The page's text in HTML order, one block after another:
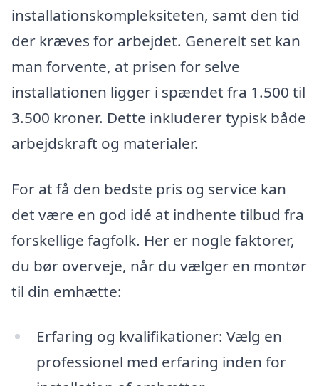
installationskompleksiteten, samt den tid
der kræves for arbejdet. Generelt set kan
man forvente, at prisen for selve
installationen ligger i spændet fra 1.500 til
3.500 kroner. Dette inkluderer typisk både
arbejdskraft og materialer.
For at få den bedste pris og service kan
det være en god idé at indhente tilbud fra
forskellige fagfolk. Her er nogle faktorer,
du bør overveje, når du vælger en montør
til din emhætte:
Erfaring og kvalifikationer: Vælg en
professionel med erfaring inden for